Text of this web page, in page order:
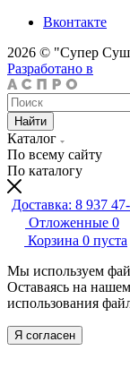
Вконтакте
2026 © "Супер
Разработано в
Найти
Каталог
По всему сайту
По каталогу
Доставка: 8 937
Отложенные 0
Корзина 0 пуста
Мы используем
Оставаясь на
использования
Я согласен